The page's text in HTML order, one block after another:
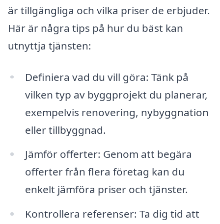
är tillgängliga och vilka priser de erbjuder.
Här är några tips på hur du bäst kan
utnyttja tjänsten:
Definiera vad du vill göra: Tänk på
vilken typ av byggprojekt du planerar,
exempelvis renovering, nybyggnation
eller tillbyggnad.
Jämför offerter: Genom att begära
offerter från flera företag kan du
enkelt jämföra priser och tjänster.
Kontrollera referenser: Ta dig tid att